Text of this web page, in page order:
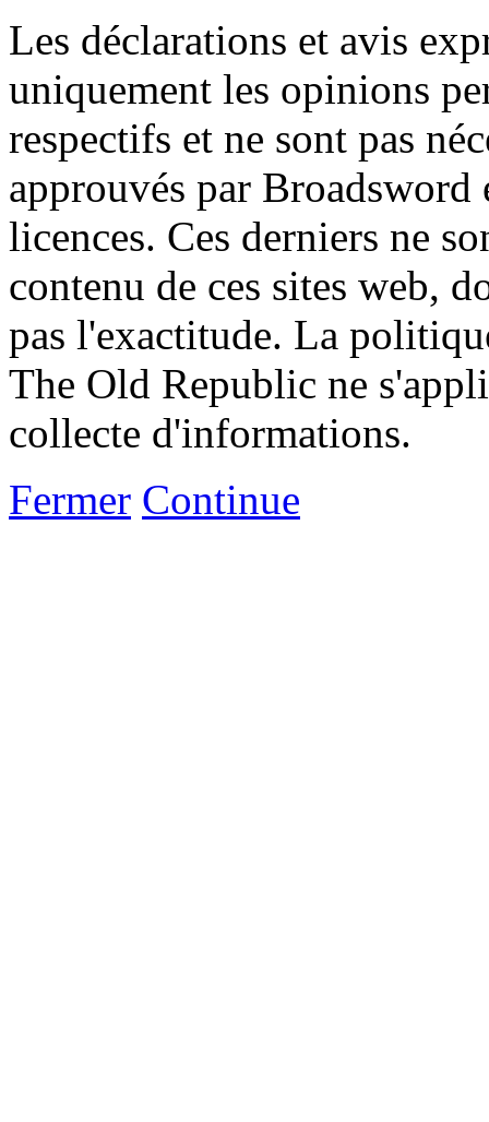
Les déclarations et avis
uniquement les opinions
respectifs et ne sont pas
approuvés par
licences. Ces derniers ne
contenu de ces sites web,
pas l'exactitude. La
The Old Republic ne
collecte d'informations.
Fermer Continue